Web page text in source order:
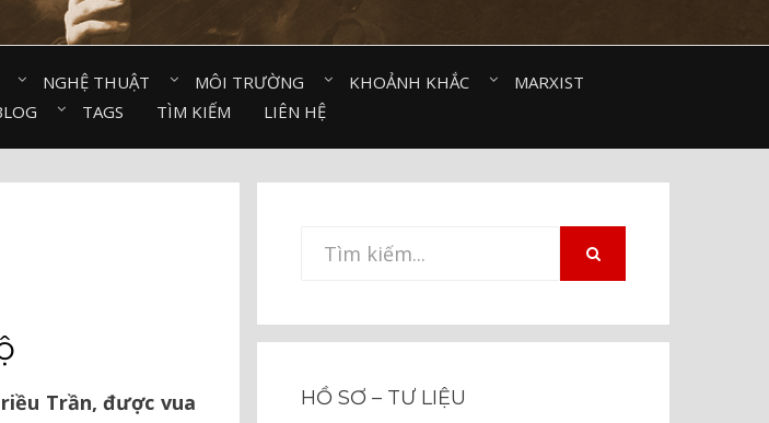
NGHỆ THUẬT⠀ MÔI TRƯỜNG⠀ KHOẢNH KHẮC⠀
MARXIST⠀
TAGS TÌM KIẾM LIÊN HỆ
Trần, được vua
Tìm
HỒ SƠ – TƯ LIỆU